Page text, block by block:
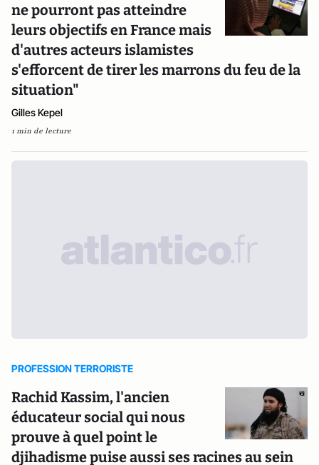
ne pourront pas atteindre
leurs objectifs en France mais
d'autres acteurs islamistes
s'efforcent de tirer les marrons du feu de la
situation"
Gilles Kepel
1 min de lecture
PROFESSION TERRORISTE
Rachid Kassim, l'ancien
éducateur social qui nous
prouve à quel point le
djihadisme puise aussi ses racines au sein